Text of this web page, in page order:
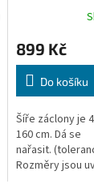
899 Kč
Do košíku
Šíře záclony je
160 cm. Dá se
nařasit.
Rozměry jsou